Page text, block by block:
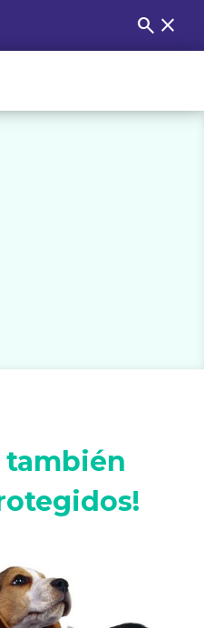
Buscar:
search close
también